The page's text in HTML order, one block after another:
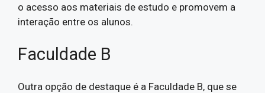
o acesso aos materiais de estudo e promovem a
interação entre os alunos.
Faculdade B
Outra opção de destaque é a Faculdade B, que se